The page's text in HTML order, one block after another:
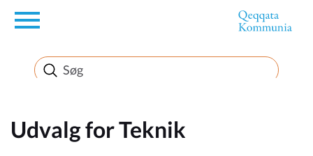
en
Borger
Erhverv
Udvalg for Teknik